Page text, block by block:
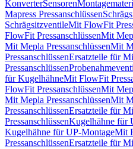
KonverterSensoren
Mapress Pressanschlüssen
SchrägsitzventileMit FlowFit
FlowFit PressanschlüssenMit
Mit Mepla PressanschlüssenMit
PressanschlüssenErsatzteile für
Pressanschlüssen
für KugelhähneMit FlowFit
FlowFit PressanschlüssenMit
Mit Mepla PressanschlüssenMit
PressanschlüssenErsatzteile für
PressanschlüssenKugelhähne für
Kugelhähne für UP-MontageMit
PressanschlüssenErsatzteile für